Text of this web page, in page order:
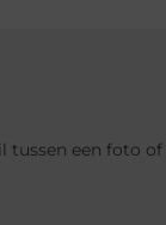
tussen een foto